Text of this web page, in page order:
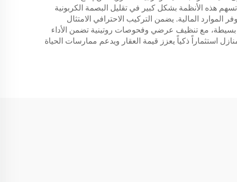
هذه الأنظمة بشكل كبير في تقليل البصمة الكربونية
الموارد المالية. يضمن التركيب الاحترافي الامتثال
بسيطة، مع تنظيف عرضي وفحوصات روتينية تضمن الأداء
استثماراً ذكياً يعزز قيمة العقار ويدعم ممارسات الحياة